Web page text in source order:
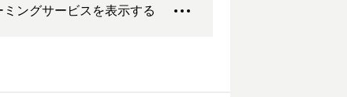
ングサービスを表示する